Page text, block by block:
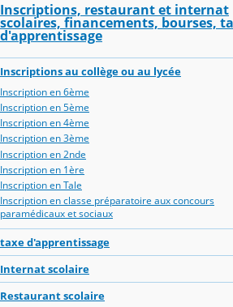
Inscriptions, restaurant et internat
scolaires, financements, bourses,
d'apprentissage
Inscriptions au collège ou au lycée
Inscription en 6ème
Inscription en 5ème
Inscription en 4ème
Inscription en 3ème
Inscription en 2nde
Inscription en 1ère
Inscription en Tale
Inscription en classe préparatoire aux concours
paramédicaux et sociaux
taxe d'apprentissage
Internat scolaire
Restaurant scolaire